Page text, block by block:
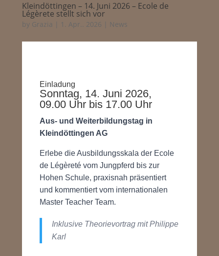
Kleindöttingen – 14. Juni 2026 – Ecole de
Légèrete stellt sich vor
by Grazia 1. Apr.. 2026 News
Einladung
Sonntag, 14. Juni 2026,
09.00 Uhr bis 17.00 Uhr
Aus- und Weiterbildungstag in
Kleindöttingen AG
Erlebe die Ausbildungsskala der Ecole
de Légèreté vom Jungpferd bis zur
Hohen Schule, praxisnah präsentiert
und kommentiert vom internationalen
Master Teacher Team.
Inklusive Theorievortrag mit Philippe
Karl